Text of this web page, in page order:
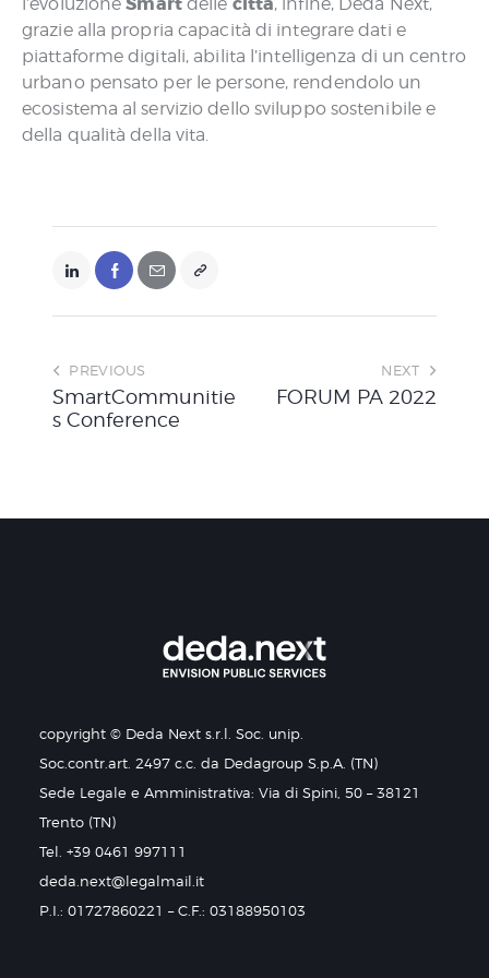
grazie alla propria capacità di integrare dati e
piattaforme digitali, abilita l’intelligenza di un centro
urbano pensato per le persone, rendendolo un
ecosistema al servizio dello sviluppo sostenibile e
della qualità della vita.
PREVIOUS
SmartCommunitie
s Conference
NEXT
FORUM PA 2022
copyright © Deda Next s.r.l. Soc. unip.
Soc.contr.art. 2497 c.c. da Dedagroup S.p.A. (TN)
Sede Legale e Amministrativa: Via di Spini, 50 – 38121
Trento (TN)
Tel. +39 0461 997111
deda.next@legalmail.it
P.I.: 01727860221 – C.F.: 03188950103